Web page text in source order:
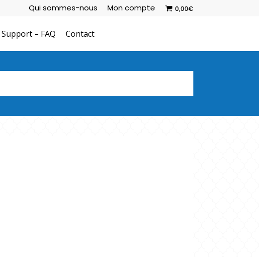
Qui sommes-nous Mon compte 0,00€
Support – FAQ Contact